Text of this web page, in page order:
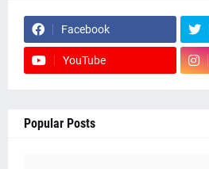
Facebook
YouTube
Popular Posts